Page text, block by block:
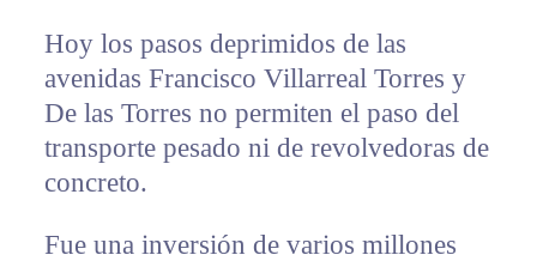
Hoy los pasos deprimidos de las
avenidas Francisco Villarreal Torres y
De las Torres no permiten el paso del
transporte pesado ni de revolvedoras de
concreto.
Fue una inversión de varios millones